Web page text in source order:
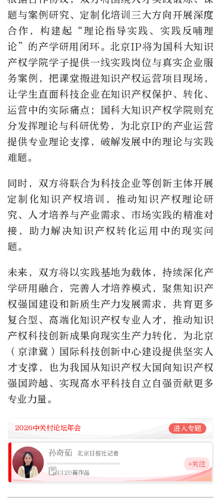
题与案例研究、定制化培训三大方向开展深度
合作，构建起“理论指导实践、实践反哺理
论”的产学研用闭环。北京IP将为国科大知识
产权学院学子提供一线实践岗位与真实企业服
务案例，把课堂搬进知识产权运营项目现场，
让学生直面科技企业在知识产权保护、转化、
运营中的实际痛点；国科大知识产权学院则充
分发挥理论与科研优势，为北京IP的产业运营
提供专业理论支撑，破解发展中的理论与实践
难题。
同时，双方将联合为科技企业等创新主体开展
定制化知识产权培训，推动知识产权理论研
究、人才培养与产业需求、市场实践的精准对
接，助力解决知识产权转化运用中的现实问
题。
未来，双方将以实践基地为载体，持续深化产
学研用融合，完善人才培养模式，聚焦知识产
权强国建设和新质生产力发展需求，共育更多
复合型、高端化知识产权专业人才，推动知识
产权科技创新成果向现实生产力转化，为北京
（京津冀）国际科技创新中心建设提供坚实人
才支撑，也为我国从知识产权大国向知识产权
强国跨越、实现高水平科技自立自强贡献更多
专业力量。
2026中关村论坛年会 进入专题
孙奇茹 北京日报社记者
3320篇作品
+关注